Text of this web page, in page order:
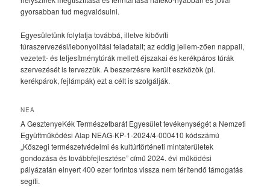
gyorsabban tud megvalósulni.
Egyesületünk folytatja továbbá, illetve kibővíti
túraszervezési/lebonyolítási feladatait; az eddig jellem-zően nappali,
vezetett- és teljesítménytúrák mellett éjszakai és kerékpáros túrák
szervezését is tervezzük. A beszerzésre került eszközök (pl.
kerékpárok, fejlámpák) ezt a célt is szolgálják.
NEA
A GesztenyeKék Természetbarát Egyesület tevékenységét a Nemzeti
Együttműködési Alap NEAG-KP-1-2024/4-000410 kódszámú
„Kőszegi természetvédelmi és kultúrtörténeti mintaterületek
gondozása és továbbfejlesztése” című 2024. évi működési
pályázatán elnyert 400 ezer forintos vissza nem térítendő támogatás
segíti.